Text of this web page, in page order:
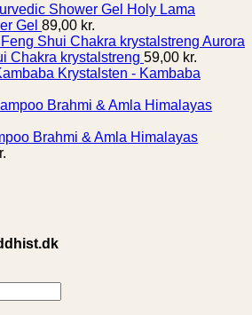
Holy Lama
Gel 89,00 kr.
Aurora
Chakra krystalstreng 59,00 kr.
Krystalsten - Kambaba
Brahmi & Amla Himalayas